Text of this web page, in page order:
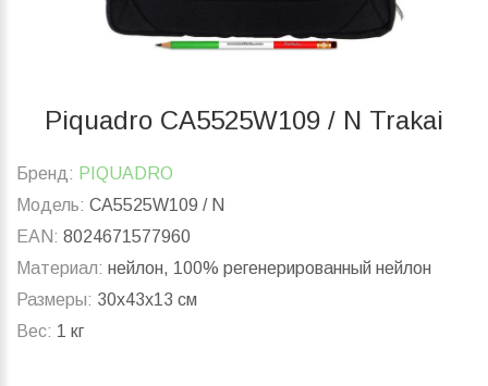
Piquadro CA5525W109 / N Trakai
Бренд: PIQUADRO
Модель: CA5525W109 / N
EAN: 8024671577960
Материал: нейлон, 100% регенерированный нейлон
Размеры: 30x43x13 см
Вес: 1 кг